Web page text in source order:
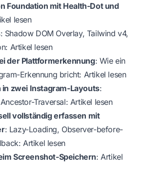
Foundation mit Health-Dot und
lesen
: Shadow DOM Overlay, Tailwind v4,
Artikel lesen
der Plattformerkennung: Wie ein
Erkennung bricht: Artikel lesen
zwei Instagram-Layouts:
Traversal: Artikel lesen
vollständig erfassen mit
: Lazy-Loading, Observer-before-
Artikel lesen
Screenshot-Speichern: Artikel